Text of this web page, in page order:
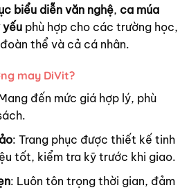
biểu diễn văn nghệ, ca múa
yếuphù hợp cho các trường học,
thể và cả cá nhân.
may DiVit?
đến mức giá hợp lý, phù
: Trang phục được thiết kế tinh
tốt, kiểm tra kỹ trước khi giao.
: Luôn tôn trọng thời gian, đảm